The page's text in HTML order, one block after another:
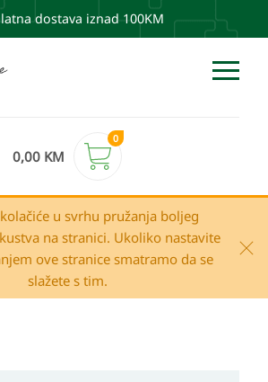
dostava iznad 100KM
0,00 KM
0
u svrhu pružanja boljeg
na stranici. Ukoliko nastavite
ove stranice smatramo da se
slažete s tim.